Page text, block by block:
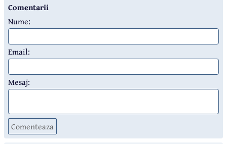
Comentarii
Nume:
Email:
Mesaj:
Comenteaza